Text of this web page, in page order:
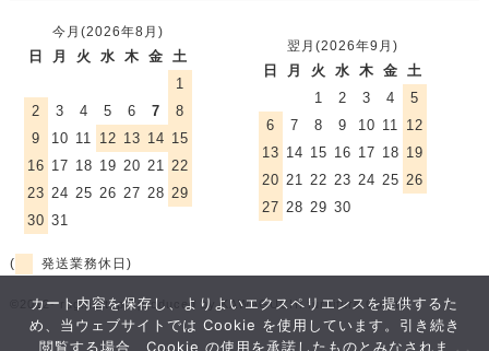
今月(2026年8月)
日 月 火 水 木 金 土
1
2
3 4 5 6 7
8
9
10 11 12 13 14 15
16 17 18 19 20 21 22
23 24 25 26 27 28 29
30 31
翌月(2026年9月)
日 月 火 水 木 金
土
1
2 3 4
5
6
7 8 9 10 11
12
13 14 15 16 17 18 19
20 21 22 23 24 25 26
27 28 29 30
( 発送業務休日)
©2012- rugmart.jp / produced by KAWAGUCHI furniture Co.,ltd.
カート内容を保存し、よりよいエクスペリエンスを提供するた
め、当ウェブサイトでは Cookie を使用しています。引き続き
閲覧する場合、Cookie の使用を承諾したものとみなされま